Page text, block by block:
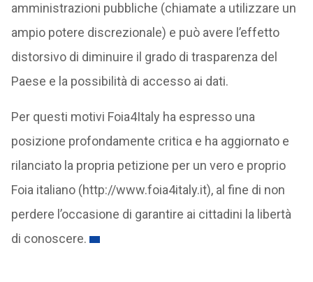
amministrazioni pubbliche (chiamate a utilizzare un
ampio potere discrezionale) e può avere l’effetto
distorsivo di diminuire il grado di trasparenza del
Paese e la possibilità di accesso ai dati.
Per questi motivi Foia4Italy ha espresso una
posizione profondamente critica e ha aggiornato e
rilanciato la propria petizione per un vero e proprio
Foia italiano (http://www.foia4italy.it), al fine di non
perdere l’occasione di garantire ai cittadini la libertà
di conoscere.